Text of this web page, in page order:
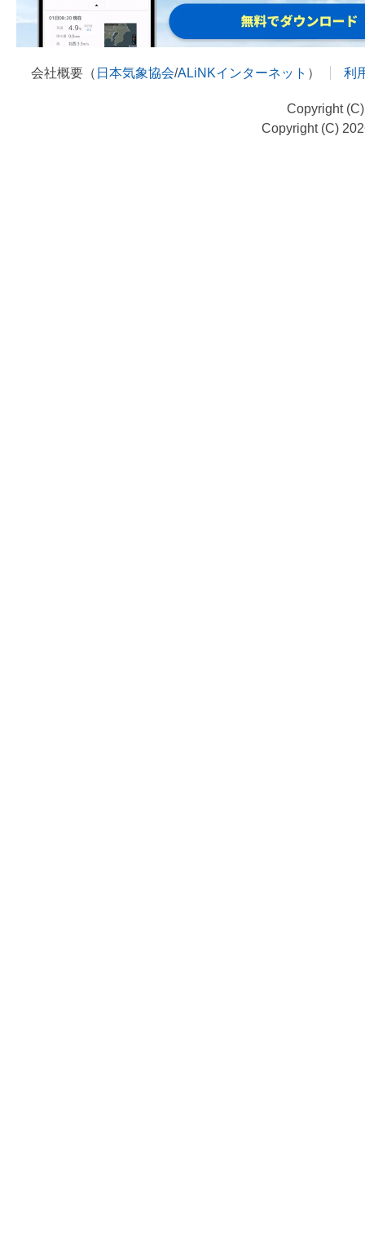
会社概要（ 日本気象協会/ALiNKインターネット ） 利
Copyright
Copyright (C)